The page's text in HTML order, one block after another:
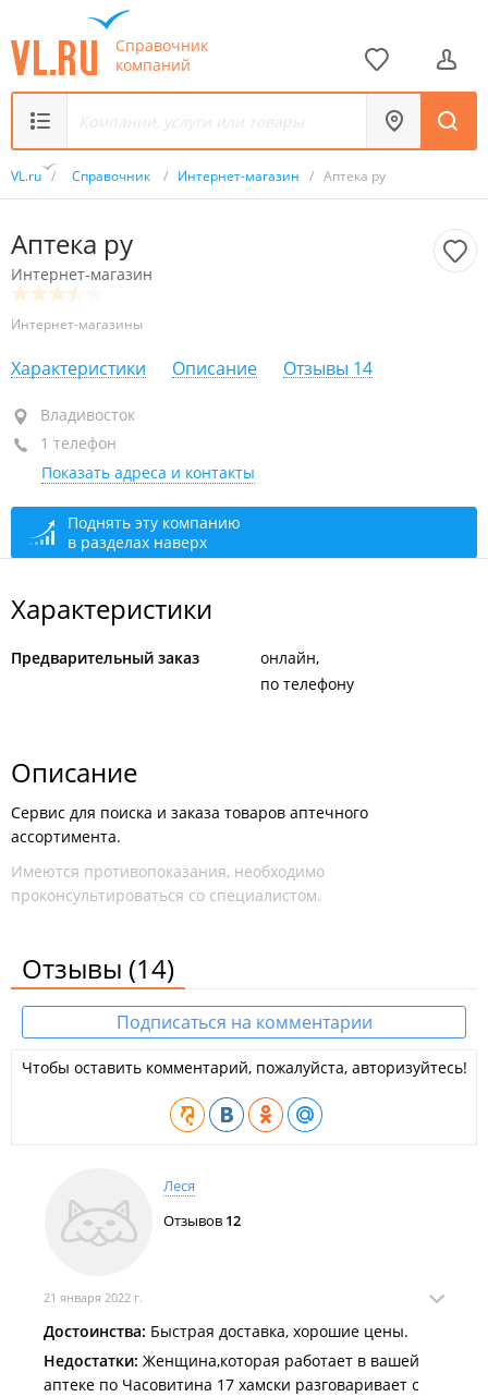
Справочник
компаний
VL.ru / Справочник / Интернет-магазин / Аптека ру
Аптека ру
Интернет-магазин
Интернет-магазины
Характеристики Описание Отзывы 14
Владивосток
круглосуточно
Владивосток
1 телефон
Показать адреса и контакты
Поднять эту компанию
в разделах наверх
Характеристики
Предварительный заказ
онлайн
по телефону
Описание
Сервис для поиска и заказа товаров аптечного
ассортимента.
Имеются противопоказания, необходимо
проконсультироваться со специалистом.
Отзывы (14)
Подписаться на комментарии
Чтобы оставить комментарий, пожалуйста, авторизуйтесь!
Леся
Отзывов 12
21 января 2022 г.
Достоинства: Быстрая доставка, хорошие цены.
Недостатки: Женщина,которая работает в вашей
аптеке по Часовитина 17 хамски разговаривает с